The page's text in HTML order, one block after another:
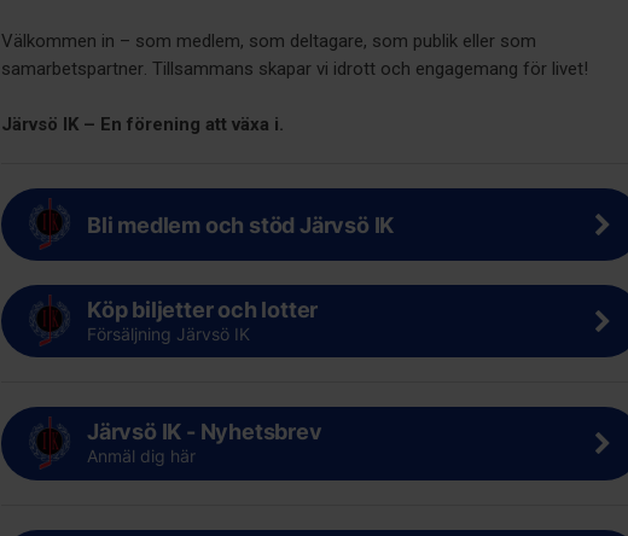
Välkommen in – som medlem, som deltagare, som publik eller som
samarbetspartner. Tillsammans skapar vi idrott och engagemang för livet!
Järvsö IK – En förening att växa i.
Bli medlem och stöd Järvsö IK
Köp biljetter och lotter
Försäljning Järvsö IK
Järvsö IK - Nyhetsbrev
Anmäl dig här